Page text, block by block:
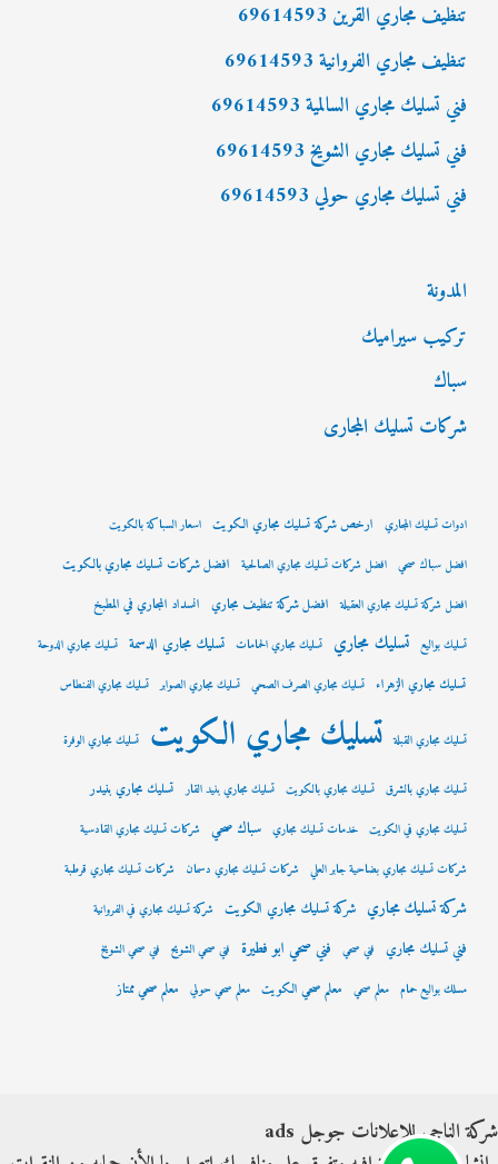
تنظيف مجاري القرين 69614593
تنظيف مجاري الفروانية 69614593
فني تسليك مجاري السالمية 69614593
فني تسليك مجاري الشويخ 69614593
فني تسليك مجاري حولي 69614593
المدونة
تركيب سيراميك
سباك
شركات تسليك المجارى
ادوات تسليك المجاري ارخص شركة تسليك مجاري الكويت اسعار السباكة بالكويت
افضل سباك صحي افضل شركات تسليك مجاري الصالحية افضل شركات تسليك مجاري بالكويت
افضل شركة تسليك مجاري العقيلة افضل شركة تنظيف مجاري انسداد المجاري في المطبخ
تسليك بواليع تسليك مجاري تسليك مجاري الحمامات تسليك مجاري الدسمة تسليك مجاري الدوحة
تسليك مجاري الزهراء تسليك مجاري الصرف الصحي تسليك مجاري الصوابر تسليك مجاري الفنطاس
تسليك مجاري القبلة تسليك مجاري الكويت تسليك مجاري الوفرة
تسليك مجاري بالشرق تسليك مجاري بالكويت تسليك مجاري بنيد القار تسليك مجاري بنيدر
تسليك مجاري في الكويت خدمات تسليك مجاري سباك صحي شركات تسليك مجاري القادسية
شركات تسليك مجاري بضاحية جابر العلي شركات تسليك مجاري دسمان شركات تسليك مجاري قرطبة
شركة تسليك مجاري شركة تسليك مجاري الكويت شركة تسليك مجاري في الفروانية
فني تسليك مجاري فني صحي فني صحي ابو فطيرة فني صحي الشويح فني صحي الشويخ
مسلك بواليع حمام معلم صحي معلم صحي الكويت معلم صحي حولي معلم صحي ممتاز
شركة الناجي للإعلانات جوجل ads